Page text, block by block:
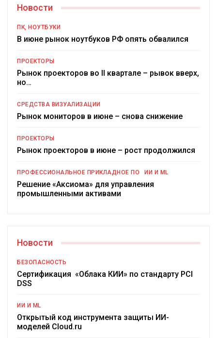
Новости
ПК, НОУТБУКИ
В июне рынок ноутбуков РФ опять обвалился
ПРОЕКТОРЫ
Рынок проекторов во II квартале – рывок вверх,
но…
СРЕДСТВА ВИЗУАЛИЗАЦИИ
Рынок мониторов в июне – снова снижение
ПРОЕКТОРЫ
Рынок проекторов в июне – рост продолжился
ПРОФЕССИОНАЛЬНОЕ ПРИКЛАДНОЕ ПО ИИ И ML
Решение «Аксиома» для управления
промышленными активами
Новости
БЕЗОПАСНОСТЬ
Сертификация «Облака КИИ» по стандарту PCI
DSS
ИИ И ML
Открытый код инструмента защиты ИИ-
моделей Cloud.ru